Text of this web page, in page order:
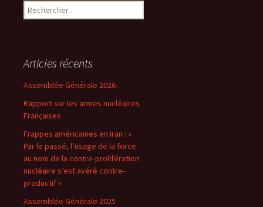
Rechercher :
Articles récents
Assemblée Générale 2026
Rapport sur les armes nucléaires
Françaises
Frappes américaines en Iran : «
Par le passé, l’usage de la force
au nom de la contre-prolifération
nucléaire s’est avéré contre-
productif »
Assemblée Générale 2025